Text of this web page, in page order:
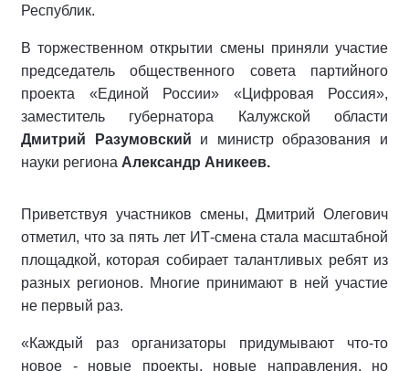
Республик.
В торжественном открытии смены приняли участие
председатель общественного совета партийного
проекта «Единой России» «Цифровая Россия»,
заместитель губернатора Калужской области
Дмитрий Разумовский и министр образования и
науки региона Александр Аникеев.
Приветствуя участников смены, Дмитрий Олегович
отметил, что за пять лет ИТ-смена стала масштабной
площадкой, которая собирает талантливых ребят из
разных регионов. Многие принимают в ней участие
не первый раз.
«Каждый раз организаторы придумывают что-то
новое - новые проекты, новые направления, но